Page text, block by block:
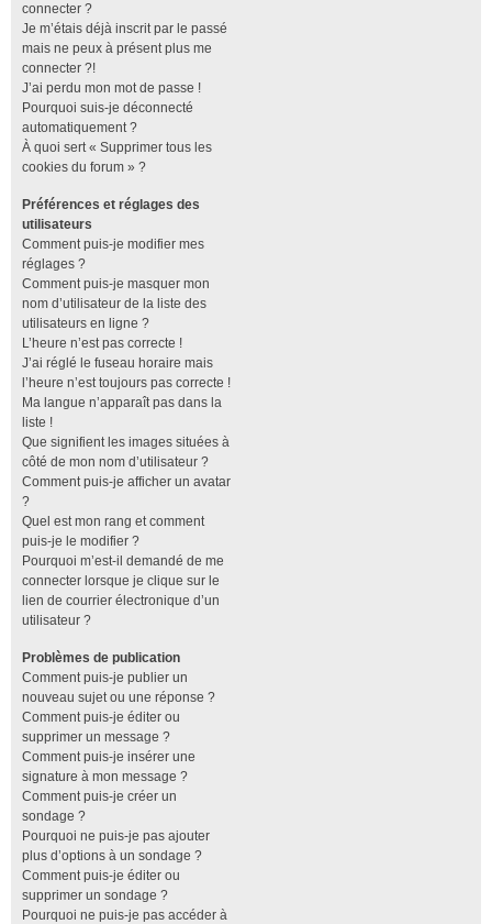
connecter ?
Je m’étais déjà inscrit par le passé
mais ne peux à présent plus me
connecter ?!
J’ai perdu mon mot de passe !
Pourquoi suis-je déconnecté
automatiquement ?
À quoi sert « Supprimer tous les
cookies du forum » ?
Préférences et réglages des
utilisateurs
Comment puis-je modifier mes
réglages ?
Comment puis-je masquer mon
nom d’utilisateur de la liste des
utilisateurs en ligne ?
L’heure n’est pas correcte !
J’ai réglé le fuseau horaire mais
l’heure n’est toujours pas correcte !
Ma langue n’apparaît pas dans la
liste !
Que signifient les images situées à
côté de mon nom d’utilisateur ?
Comment puis-je afficher un avatar
?
Quel est mon rang et comment
puis-je le modifier ?
Pourquoi m’est-il demandé de me
connecter lorsque je clique sur le
lien de courrier électronique d’un
utilisateur ?
Problèmes de publication
Comment puis-je publier un
nouveau sujet ou une réponse ?
Comment puis-je éditer ou
supprimer un message ?
Comment puis-je insérer une
signature à mon message ?
Comment puis-je créer un
sondage ?
Pourquoi ne puis-je pas ajouter
plus d’options à un sondage ?
Comment puis-je éditer ou
supprimer un sondage ?
Pourquoi ne puis-je pas accéder à